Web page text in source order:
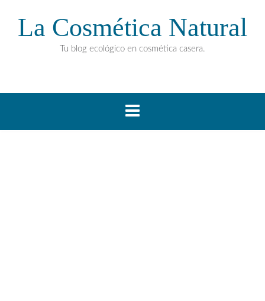
La Cosmética Natural
Tu blog ecológico en cosmética casera.